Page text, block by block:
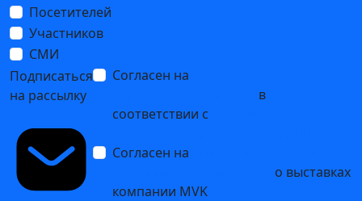
Посетителей
Участников
СМИ
Подписаться
на рассылку
Согласен на
в
соответствии с
Согласен на
о выставках
компании MVK